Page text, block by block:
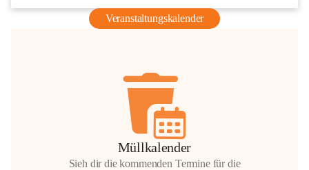
Veranstaltungskalender
Müllkalender
Sieh dir die kommenden Termine für die